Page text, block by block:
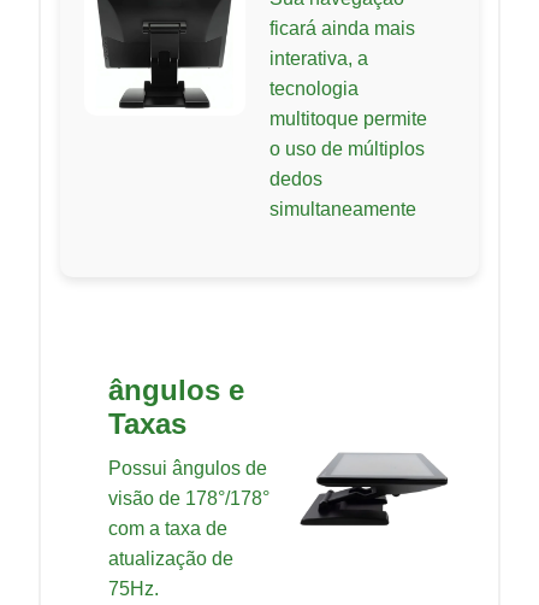
ficará ainda mais
interativa, a
tecnologia
multitoque permite
o uso de múltiplos
dedos
simultaneamente
ângulos e
Taxas
Possui ângulos de
visão de 178°/178°
com a taxa de
atualização de
75Hz.